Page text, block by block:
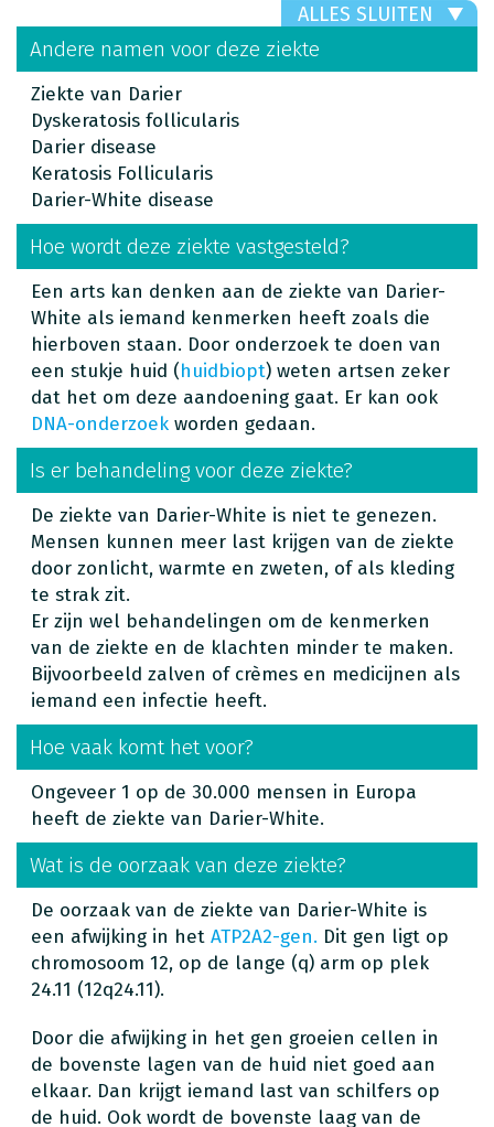
ALLES SLUITEN
Andere namen voor deze ziekte
Ziekte van Darier
Dyskeratosis follicularis
Darier disease
Keratosis Follicularis
Darier-White disease
Hoe wordt deze ziekte vastgesteld?
Een arts kan denken aan de ziekte van Darier-
White als iemand kenmerken heeft zoals die
hierboven staan. Door onderzoek te doen van
een stukje huid (huidbiopt) weten artsen zeker
dat het om deze aandoening gaat. Er kan ook
DNA-onderzoek worden gedaan.
Is er behandeling voor deze ziekte?
De ziekte van Darier-White is niet te genezen.
Mensen kunnen meer last krijgen van de ziekte
door zonlicht, warmte en zweten, of als kleding
te strak zit.
Er zijn wel behandelingen om de kenmerken
van de ziekte en de klachten minder te maken.
Bijvoorbeeld zalven of crèmes en medicijnen als
iemand een infectie heeft.
Hoe vaak komt het voor?
Ongeveer 1 op de 30.000 mensen in Europa
heeft de ziekte van Darier-White.
Wat is de oorzaak van deze ziekte?
De oorzaak van de ziekte van Darier-White is
een afwijking in het ATP2A2-gen. Dit gen ligt op
chromosoom 12, op de lange (q) arm op plek
24.11 (12q24.11).
Door die afwijking in het gen groeien cellen in
de bovenste lagen van de huid niet goed aan
elkaar. Dan krijgt iemand last van schilfers op
de huid. Ook wordt de bovenste laag van de